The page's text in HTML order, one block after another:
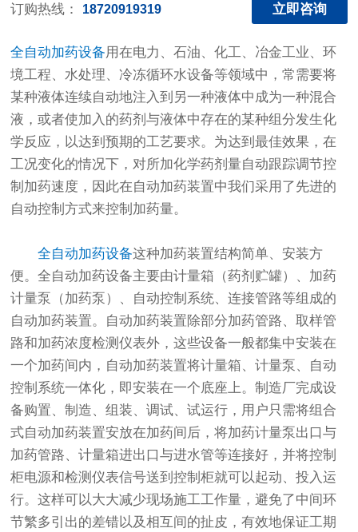
订购热线： 18720919319 立即咨询
全自动加药设备用在电力、石油、化工、冶金工业、环
境工程、水处理、冷冻循环水设备等领域中，常需要将
某种液体连续自动地注入到另一种液体中成为一种混合
液，或者使加入的药剂与液体中存在的某种组分发生化
学反应，以达到预期的工艺要求。为达到最佳效果，在
工况变化的情况下，对所加化学药剂量自动跟踪调节控
制加药速度，因此在自动加药装置中我们采用了先进的
自动控制方式来控制加药量。
全自动加药设备这种加药装置结构简单、安装方
便。全自动加药设备主要由计量箱（药剂贮罐）、加药
计量泵（加药泵）、自动控制系统、连接管路等组成的
自动加药装置。自动加药装置除部分加药管路、取样管
路和加药浓度检测仪表外，这些设备一般都集中安装在
一个加药间内，自动加药装置将计量箱、计量泵、自动
控制系统一体化，即安装在一个底座上。制造厂完成设
备购置、制造、组装、调试、试运行，用户只需将组合
式自动加药装置安放在加药间后，将加药计量泵出口与
加药管路、计量箱进出口与进水管等连接好，并将控制
柜电源和检测仪表信号送到控制柜就可以起动、投入运
行。这样可以大大减少现场施工工作量，避免了中间环
节繁多引出的差错以及相互间的扯皮，有效地保证工期